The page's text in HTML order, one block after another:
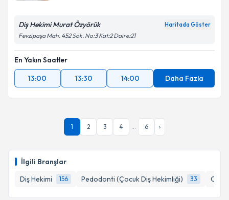
İlgili Branşlar
Diş Hekimi
156 Pedodonti (Çocuk Diş Hekimliği) 33
Diş Hekimi Murat Özyörük Haritada Göster
Fevzipaşa Mah. 452 Sok. No:3 Kat:2 Daire:21
En Yakın Saatler
13:00
13:30 14:00 Daha Fazla
1 2 3 4 ... 6 ›